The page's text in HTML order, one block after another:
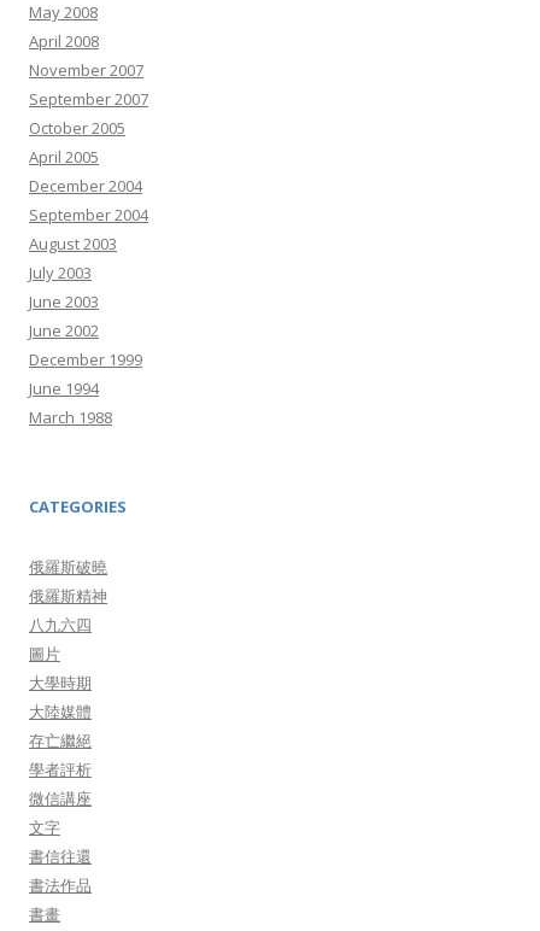
May 2008
April 2008
November 2007
September 2007
October 2005
April 2005
December 2004
September 2004
August 2003
July 2003
June 2003
June 2002
December 1999
June 1994
March 1988
CATEGORIES
俄羅斯破曉
俄羅斯精神
八九六四
圖片
大學時期
大陸媒體
存亡繼絕
學者評析
微信講座
文字
書信往還
書法作品
書畫